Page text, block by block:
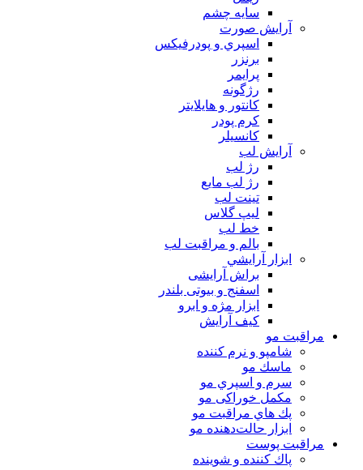
سايه چشم
آرايش صورت
اسپري و پودرفيكس
برنزر
پرايمر
رژگونه
كانتور و هايلايتر
كرم پودر
كانسيلر
آرايش لب
رژ لب
رژ لب مایع
تینت لب
لیپ گلاس
خط لب
بالم و مراقبت لب
ابزار آرايشي
براش آرایشی
اسفنج و بیوتی بلندر
ابزار مژه و ابرو
کیف آرایش
مراقبت مو
شامپو و نرم كننده
ماسك مو
سرم و اسپري مو
مكمل خوراكی مو
پك هاي مراقبت مو
ابزار حالت‌دهنده مو
مراقبت پوست
پاك كننده و شوينده